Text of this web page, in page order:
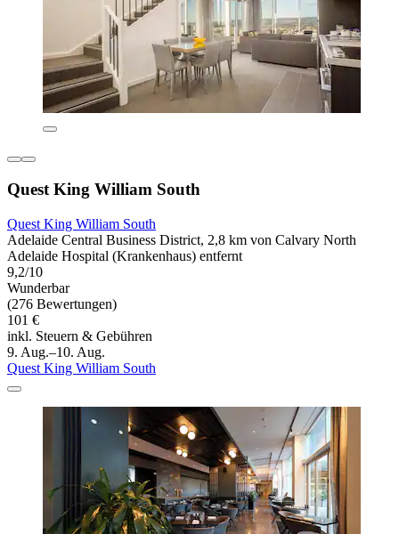
Quest King William South
Quest King William South
Adelaide Central Business District, 2,8 km von Calvary North
Adelaide Hospital (Krankenhaus) entfernt
9,2/10
Wunderbar
(276 Bewertungen)
101 €
inkl. Steuern & Gebühren
9. Aug.–10. Aug.
Quest King William South